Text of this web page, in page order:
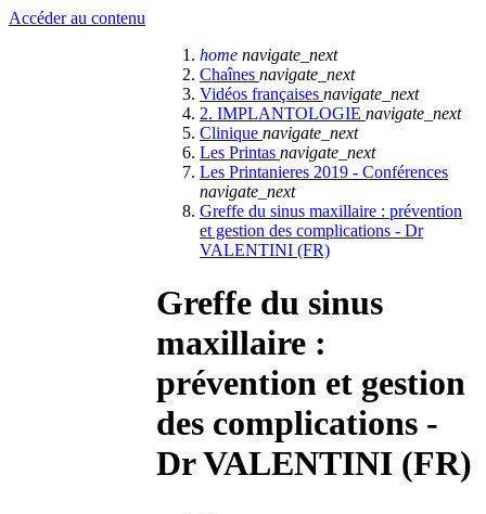
Accéder au contenu
home navigate_next
Chaînes navigate_next
Vidéos françaises navigate_next
2. IMPLANTOLOGIE navigate_next
Clinique navigate_next
Les Printas navigate_next
Les Printanieres 2019 - Conférences
navigate_next
Greffe du sinus maxillaire : prévention
et gestion des complications - Dr
VALENTINI (FR)
Greffe du sinus
maxillaire :
prévention et gestion
des complications -
Dr VALENTINI (FR)